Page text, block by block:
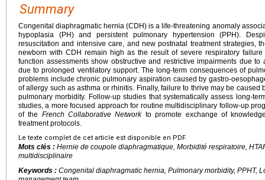
Summary
Congenital diaphragmatic hernia (CDH) is a life-threatening anomaly
hypoplasia (PH) and persistent pulmonary hypertension (PPH).
resuscitation and intensive care, and new postnatal treatment strategies,
newborn with CDH remain high as the result of severe respiratory
function assessments show obstructive and restrictive impairments due
due to prolonged ventilatory support. The long-term consequences of
problems include chronic pulmonary aspiration caused by gastro-
of allergy such as asthma or rhinitis. Finally, failure to thrive may be
pulmonary morbidity. Follow-up studies that systematically assess long-
studies, a more focused approach for routine multidisciplinary follow-up
of the French Collaborative Networkto promote exchange of
treatment protocols.
Le texte complet de cet article est disponible en PDF.
Mots clés : Hernie de coupole diaphragmatique, Morbidité respiratoire,
multidisciplinaire
Keywords : Congenital diaphragmatic hernia, Pulmonary morbidity, PPHT,